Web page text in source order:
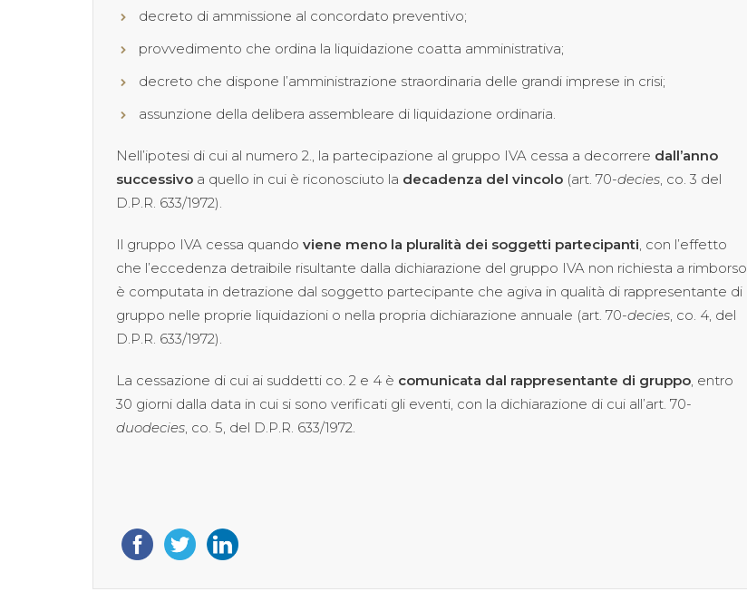
decreto di ammissione al concordato preventivo;
provvedimento che ordina la liquidazione coatta amministrativa;
decreto che dispone l’amministrazione straordinaria delle grandi imprese in crisi;
assunzione della delibera assembleare di liquidazione ordinaria.
Nell’ipotesi di cui al numero 2., la partecipazione al gruppo IVA cessa a decorrere dall’anno
successivo a quello in cui è riconosciuto la decadenza del vincolo (art. 70-decies , co. 3 del
D.P.R. 633/1972).
Il gruppo IVA cessa quando viene meno la pluralità dei soggetti partecipanti , con l’effetto
che l’eccedenza detraibile risultante dalla dichiarazione del gruppo IVA non richiesta a rimborso
è computata in detrazione dal soggetto partecipante che agiva in qualità di rappresentante di
gruppo nelle proprie liquidazioni o nella propria dichiarazione annuale (art. 70-decies , co. 4, del
D.P.R. 633/1972).
La cessazione di cui ai suddetti co. 2 e 4 è comunicata dal rappresentante di gruppo , entro
30 giorni dalla data in cui si sono verificati gli eventi, con la dichiarazione di cui all’art. 70-
duodecies , co. 5, del D.P.R. 633/1972.